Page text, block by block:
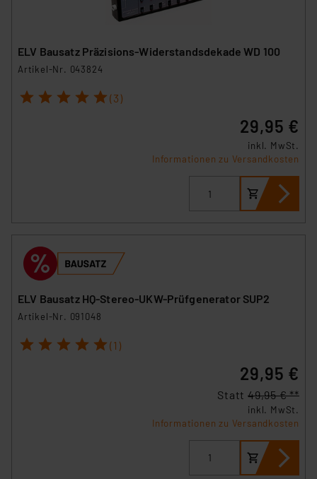
ELV Bausatz Präzisions-Widerstandsdekade WD 100
Artikel-Nr. 043824
1 2 3 4 5 (3)
29,95 €
inkl. MwSt.
Informationen zu Versandkosten
ELV Bausatz HQ-Stereo-UKW-Prüfgenerator SUP2
Artikel-Nr. 091048
1 2 3 4 5 (1)
29,95 €
Statt 49,95 € **
inkl. MwSt.
Informationen zu Versandkosten